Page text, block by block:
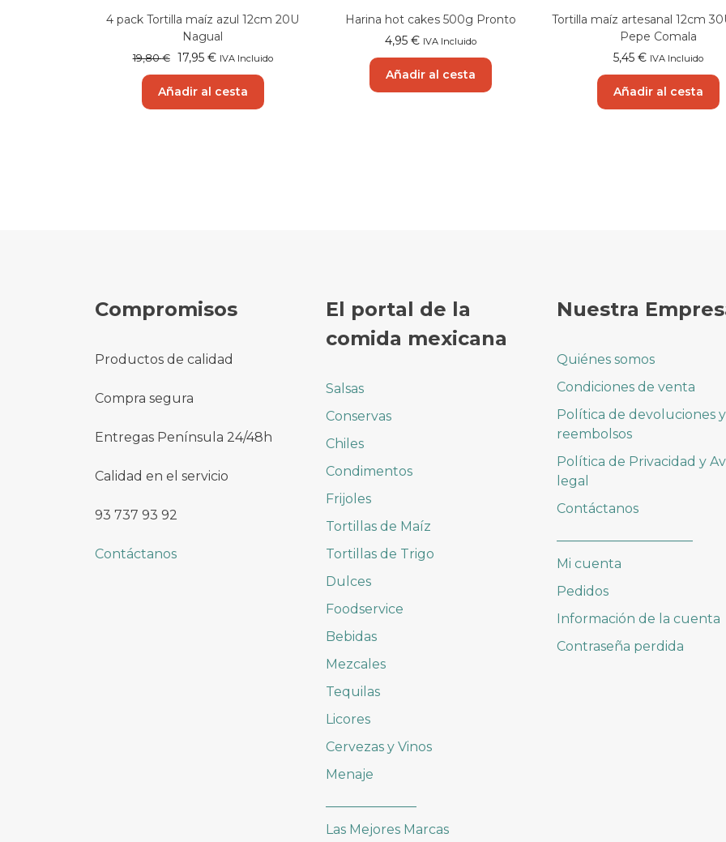
4 pack Tortilla maíz azul 12cm 20U
Nagual
19,80€
El
precio
original
era:
17,95 €El
precio
actual
es:
IVA Incluido
Añadir al cesta
Harina hot cakes 500g Pronto
4,95 € IVA Incluido
Añadir al cesta
Tortilla maíz artesanal 12cm
Pepe Comala
5,45€ IVA Incluido
Añadir al cesta
Compromisos
Productos de calidad
Compra segura
Entregas Península 24/48h
Calidad en el servicio
93 737 93 92
Contáctanos
El portal de la
comida mexicana
Salsas
Conservas
Chiles
Condimentos
Frijoles
Tortillas de Maíz
Tortillas de Trigo
Dulces
Foodservice
Bebidas
Mezcales
Tequilas
Licores
Cervezas y Vinos
Menaje
Las Mejores Marcas
Nuestra
Quiénes somos
Condiciones de venta
Política de devoluciones y
reembolsos
Política de Privacidad y
legal
Contáctanos
Mi cuenta
Pedidos
Información de la cuenta
Contraseña perdida